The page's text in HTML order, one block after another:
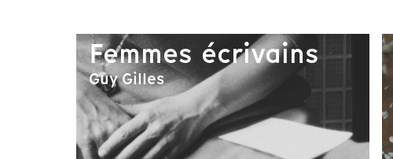
Femmes écrivains
Guy Gilles